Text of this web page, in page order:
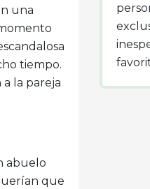
una
tiempo.
la pareja
abuelo
que